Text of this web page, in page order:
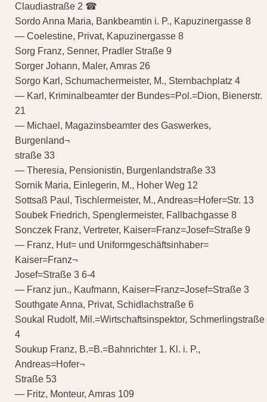
Claudiastraße 2 ☎
Sordo Anna Maria, Bankbeamtin i. P., Kapuzinergasse 8
— Coelestine, Privat, Kapuzinergasse 8
Sorg Franz, Senner, Pradler Straße 9
Sorger Johann, Maler, Amras 26
Sorgo Karl, Schumachermeister, M., Sternbachplatz 4
— Karl, Kriminalbeamter der Bundes=Pol.=Dion, Bienerstr.
21
— Michael, Magazinsbeamter des Gaswerkes,
Burgenland¬
straße 33
— Theresia, Pensionistin, Burgenlandstraße 33
Sornik Maria, Einlegerin, M., Hoher Weg 12
Sottsaß Paul, Tischlermeister, M., Andreas=Hofer=Str. 13
Soubek Friedrich, Spenglermeister, Fallbachgasse 8
Sonczek Franz, Vertreter, Kaiser=Franz=Josef=Straße 9
— Franz, Hut= und Uniformgeschäftsinhaber=
Kaiser=Franz¬
Josef=Straße 3 6-4
— Franz jun., Kaufmann, Kaiser=Franz=Josef=Straße 3
Southgate Anna, Privat, Schidlachstraße 6
Soukal Rudolf, Mil.=Wirtschaftsinspektor, Schmerlingstraße
4
Soukup Franz, B.=B.=Bahnrichter 1. Kl. i. P.,
Andreas=Hofer¬
Straße 53
— Fritz, Monteur, Amras 109